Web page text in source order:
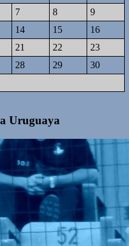
7 8
9
14 15
16
21 22
23
28 29
30
Uruguaya